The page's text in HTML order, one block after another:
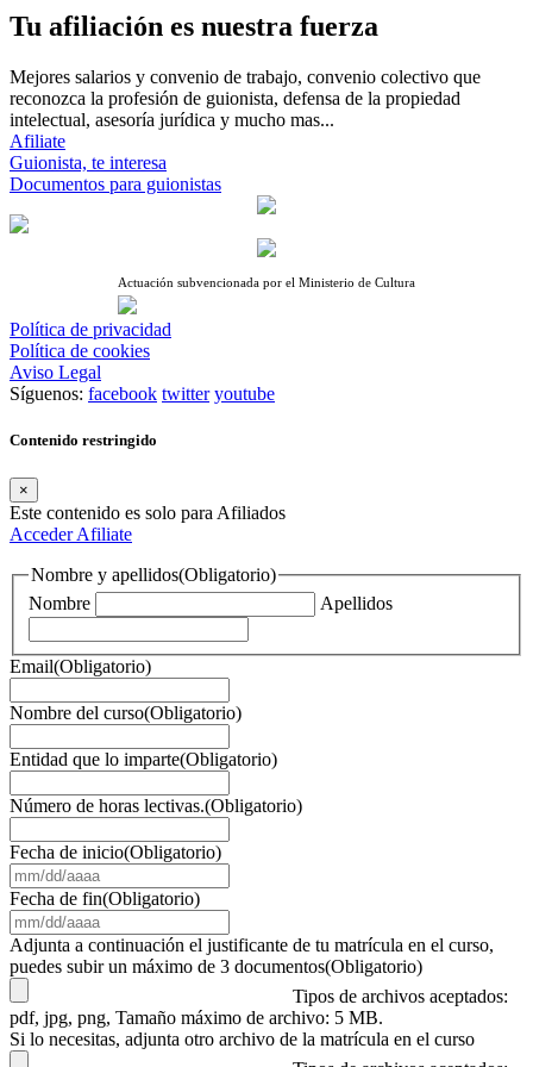
Tu afiliación es nuestra fuerza
Mejores salarios y convenio de trabajo, convenio colectivo que
reconozca la profesión de guionista, defensa de la propiedad
intelectual, asesoría jurídica y mucho mas...
Afiliate
Guionista, te interesa
Documentos para guionistas
Actuación subvencionada por el Ministerio de Cultura
Política de privacidad
Política de cookies
Aviso Legal
Síguenos: facebook twitter youtube
Contenido restringido
×
Este contenido es solo para Afiliados
AccederAfiliate
Nombre y apellidos(Obligatorio)
Nombre
Apellidos
Email(Obligatorio)
Nombre del curso(Obligatorio)
Entidad que lo imparte(Obligatorio)
Número de horas lectivas.(Obligatorio)
Fecha de inicio(Obligatorio)
barra
DD
barra
AAAA
Fecha de fin(Obligatorio)
barra
DD
Adjunta a continuación el justificante de tu matrícula en el curso,
puedes subir un máximo de 3 documentos(Obligatorio)
Tipos de archivos aceptados:
pdf, jpg, png, Tamaño máximo de archivo: 5 MB.
Si lo necesitas, adjunta otro archivo de la matrícula en el curso